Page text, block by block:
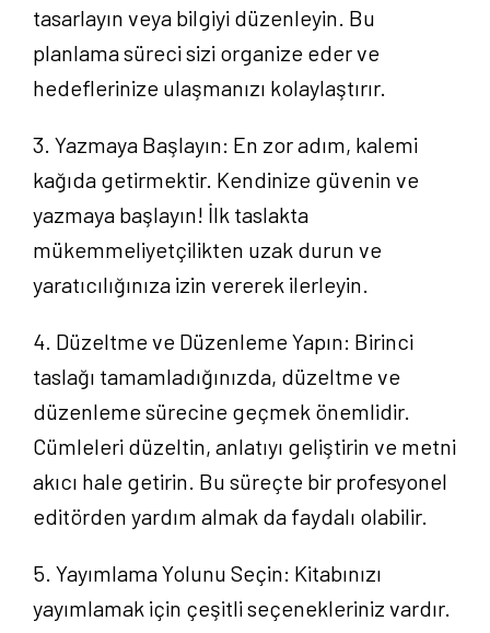
Anasayfa
Hakkımızda
Yayın Paketlerimiz
Yayınlarımız
Blog
tasarlayın veya bilgiyi düzenleyin. Bu
planlama süreci sizi organize eder ve
hedeflerinize ulaşmanızı kolaylaştırır.
3. Yazmaya Başlayın: En zor adım, kalemi
kağıda getirmektir. Kendinize güvenin ve
yazmaya başlayın! İlk taslakta
mükemmeliyetçilikten uzak durun ve
yaratıcılığınıza izin vererek ilerleyin.
4. Düzeltme ve Düzenleme Yapın: Birinci
taslağı tamamladığınızda, düzeltme ve
düzenleme sürecine geçmek önemlidir.
Cümleleri düzeltin, anlatıyı geliştirin ve metni
akıcı hale getirin. Bu süreçte bir profesyonel
editörden yardım almak da faydalı olabilir.
5. Yayımlama Yolunu Seçin: Kitabınızı
yayımlamak için çeşitli seçenekleriniz vardır.